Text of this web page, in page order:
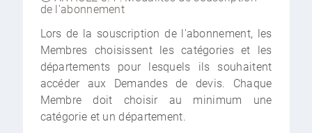
de l'abonnement
Lors de la souscription de l'abonnement, les
Membres choisissent les catégories et les
départements pour lesquels ils souhaitent
accéder aux Demandes de devis. Chaque
Membre doit choisir au minimum une
catégorie et un département.